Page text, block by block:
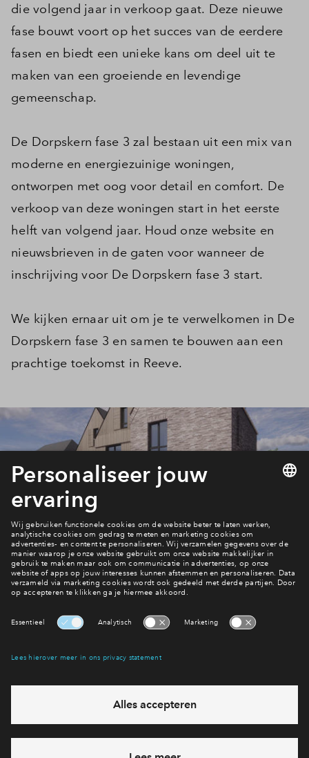
die volgend jaar in verkoop gaat. Deze nieuwe
fase bouwt voort op het succes van de eerdere
fasen en biedt een unieke kans om deel uit te
maken van een groeiende en levendige
gemeenschap.
De Dorpskern fase 3 zal bestaan uit een mix van
moderne en energiezuinige woningen,
ontworpen met oog voor detail en comfort. De
verkoop van deze woningen start in het eerste
helft van volgend jaar. Houd onze website en
nieuwsbrieven in de gaten voor wanneer de
inschrijving voor De Dorpskern fase 3 start.
We kijken ernaar uit om je te verwelkomen in De
Dorpskern fase 3 en samen te bouwen aan een
prachtige toekomst in Reeve.
Blijf op de hoogte
Nieuwsoverzicht Reeve
Interesse? Meld je dan snel aan
Hiermee blijf je op de hoogte van het belangrijkste nieuws en
Ja, ik wil mij aanmelden